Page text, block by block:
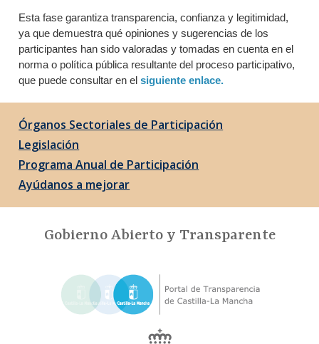
Esta fase garantiza transparencia, confianza y legitimidad,
ya que demuestra qué opiniones y sugerencias de los
participantes han sido valoradas y tomadas en cuenta en el
norma o política pública resultante del proceso participativo,
que puede consultar en elsiguiente enlace.
Órganos Sectoriales de Participación
Legislación
Programa Anual de Participación
Ayúdanos a mejorar
Gobierno Abierto y Transparente